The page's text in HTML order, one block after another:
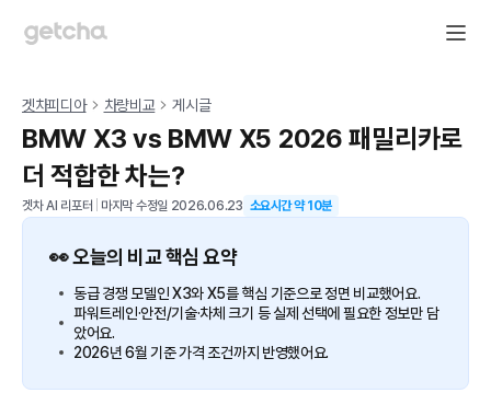
겟차피디아 차량비교 게시글
BMW X3 vs BMW X5 2026 패밀리카로
더 적합한 차는?
겟차 AI 리포터 마지막 수정일 2026.06.23 소요시간 약10분
👀 오늘의 비교 핵심 요약
동급 경쟁 모델인 X3와 X5를 핵심 기준으로 정면 비교했어요.
파워트레인·안전/기술·차체 크기 등 실제 선택에 필요한 정보만 담
았어요.
2026년 6월 기준 가격 조건까지 반영했어요.